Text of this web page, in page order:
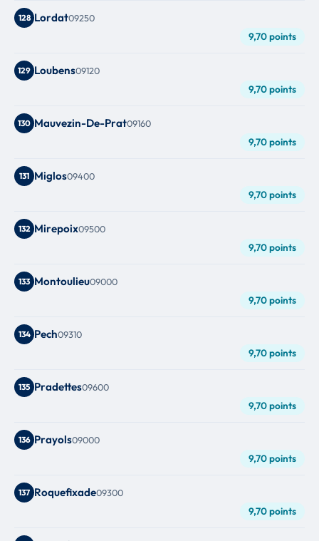
128 Lordat09250
9,70 points
129 Loubens09120
9,70 points
130 Mauvezin-De-Prat09160
9,70 points
131 Miglos09400
9,70 points
132 Mirepoix09500
9,70 points
133 Montoulieu09000
9,70 points
134 Pech09310
9,70 points
135 Pradettes09600
9,70 points
136 Prayols09000
9,70 points
137 Roquefixade09300
9,70 points